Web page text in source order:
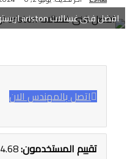
افضل فنى غسالات ariston اريستون فى اكتوبر
اتصل بالمهندس الان
تقييم المستخدمون:4.68